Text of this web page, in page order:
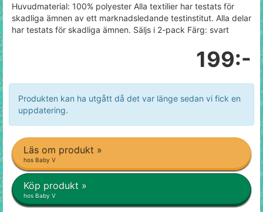
Huvudmaterial: 100% polyester Alla textilier har testats för
skadliga ämnen av ett marknadsledande testinstitut. Alla delar
har testats för skadliga ämnen. Säljs i 2-pack Färg: svart
199:-
Produkten kan ha utgått då det var länge sedan vi fick en
uppdatering.
Läs om produkt »
hos Baby V
Köp produkt »
hos Baby V